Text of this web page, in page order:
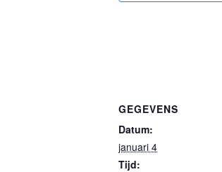
GEGEVENS
Datum:
januari 4
Tijd: